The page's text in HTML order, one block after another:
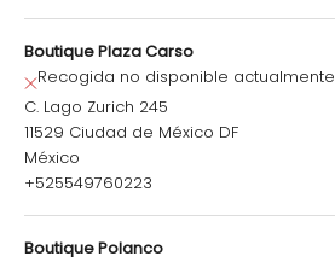
Boutique Plaza Carso
Recogida no disponible actualmente
C. Lago Zurich 245
11529 Ciudad de México DF
México
+525549760223
Boutique Polanco